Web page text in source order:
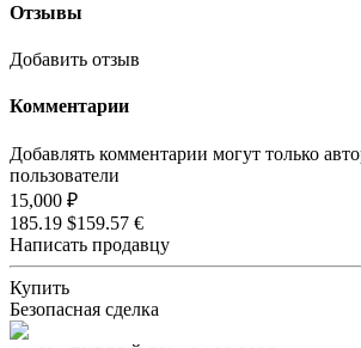
Отзывы
Добавить отзыв
Комментарии
Добавлять комментарии могут только
пользователи
15,000 ₽
185.19 $159.57 €
Написать продавцу
Купить
Безопасная сделка